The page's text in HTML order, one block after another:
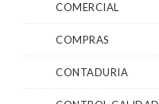
COMERCIAL
COMPRAS
CONTADURIA